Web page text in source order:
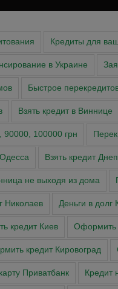
Кредиты для
в Украине
Быстрое
Взять кредит в Виннице
90000, 100000 грн
Взять кредит
не выходя из дома
Николаев Деньги в долг
кредит Киев Оформить
кредит Кировоград
Приватбанк Кредит